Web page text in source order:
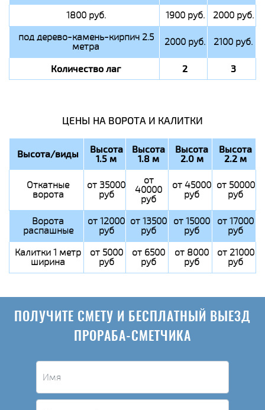
1800 руб. 1900 руб.
2000 руб.
под дерево-камень-кирпич 2.5
метра 2000 руб. 2100 руб.
Количество лаг 2 3
ЦЕНЫ НА ВОРОТА И КАЛИТКИ
Высота/виды Высота
1.5 м
Высота
1.8 м
Высота
2.0 м
Высота
2.2 м
Откатные
ворота
от 35000
руб
от
40000
руб
от 45000
руб
от 50000
руб
Ворота
распашные
от 12000
руб
от 13500
руб
от 15000
руб
от 17000
руб
Калитки 1 метр
ширина
от 5000
руб
от 6500
руб
от 8000
руб
от 21000
руб
ПОЛУЧИТЕ СМЕТУ И БЕСПЛАТНЫЙ ВЫЕЗД
ПРОРАБА-СМЕТЧИКА